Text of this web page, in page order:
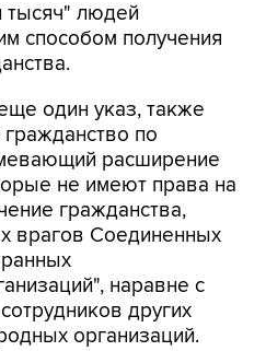
тысяч" людей
способом получения
один указ, также
по
расширение
не имеют права на
гражданства,
врагов Соединенных
наравне с
других
организаций.